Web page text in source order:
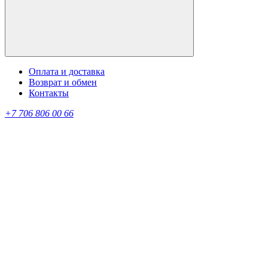
Оплата и доставка
Возврат и обмен
Контакты
+7 706 806 00 66